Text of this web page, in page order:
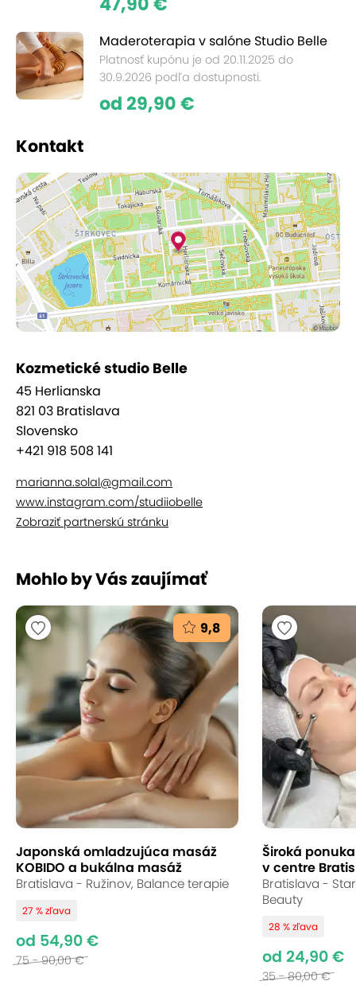
Maderoterapia v salóne Studio Belle
Platnosť kupónu je od 20.11.2025 do
30.9.2026 podľa dostupnosti.
od 29,90 €
Kontakt
Kozmetické studio Belle
45 Herlianska
821 03 Bratislava
Slovensko
+421 918 508 141
marianna.solal@gmail.com
www.instagram.com/studiiobelle
Zobraziť partnerskú stránku
Mohlo by Vás zaujímať
9,8
Japonská omladzujúca masáž
KOBIDO a bukálna masáž
Bratislava - Ružinov, Balance terapie
27 % zľava
od 54,90 €
75 - 90,00 €
Široká
v centre
Bratislava -
Beauty
28 % zľava
od 24,90 €
35 - 80,00 €